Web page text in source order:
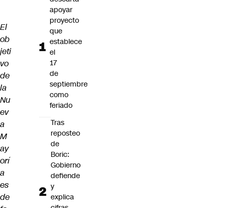
El
ob
jeti
vo
de
la
Nu
ev
a
M
ay
orí
a
es
de
apoyar
proyecto
que
establece
el
17
de
septiembre
como
feriado
Tras
reposteo
de
Boric:
Gobierno
defiende
y
explica